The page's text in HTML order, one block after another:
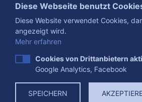
Presse Impressum
Datenverarbeitung
Cookies
Diese Webseite benutzt
Diese Website verwendet Cookies,
angezeigt wird.
Mehr erfahren
Cookies von Drittanbietern
Google Analytics, Facebook
SPEICHERN